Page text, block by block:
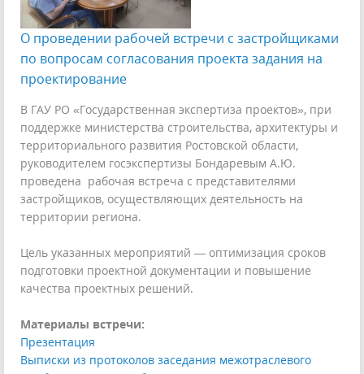
О проведении рабочей встречи с застройщиками
по вопросам согласования проекта задания на
проектирование
В ГАУ РО «Государственная экспертиза проектов», при
поддержке министерства строительства, архитектуры и
территориального развития Ростовской области,
руководителем госэкспертизы Бондаревым А.Ю.
проведена рабочая встреча с представителями
застройщиков, осуществляющих деятельность на
территории региона.
Цель указанных мероприятий — оптимизация сроков
подготовки проектной документации и повышение
качества проектных решений.
Материалы встречи:
Презентация
Выписки из протоколов заседания межотраслевого